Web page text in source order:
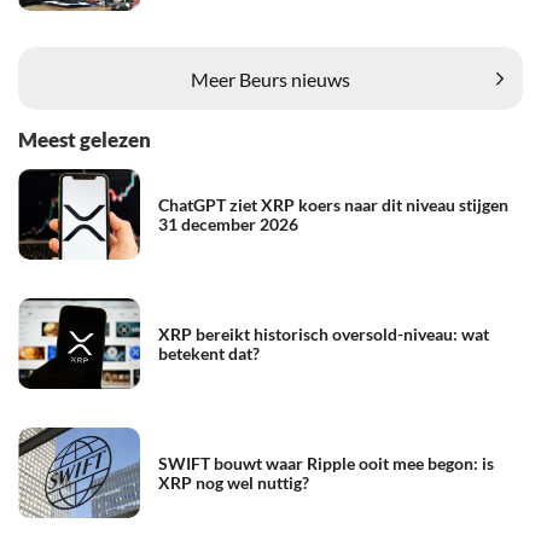
Meer Beurs nieuws
Meest gelezen
ChatGPT ziet XRP koers naar dit niveau stijgen
31 december 2026
XRP bereikt historisch oversold-niveau: wat
betekent dat?
SWIFT bouwt waar Ripple ooit mee begon: is
XRP nog wel nuttig?